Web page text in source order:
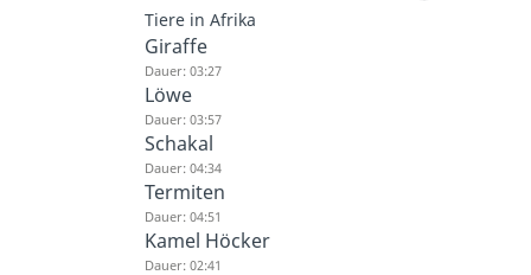
Tiere in Afrika
Giraffe
Dauer: 03:27
Löwe
Dauer: 03:57
Schakal
Dauer: 04:34
Termiten
Dauer: 04:51
Kamel Höcker
Dauer: 02:41